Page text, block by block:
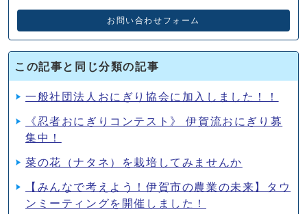
お問い合わせフォーム
この記事と同じ分類の記事
一般社団法人おにぎり協会に加入しました！！
《忍者おにぎりコンテスト》 伊賀流おにぎり募
集中！
菜の花（ナタネ）を栽培してみませんか
【みんなで考えよう！伊賀市の農業の未来】タウ
ンミーティングを開催しました！